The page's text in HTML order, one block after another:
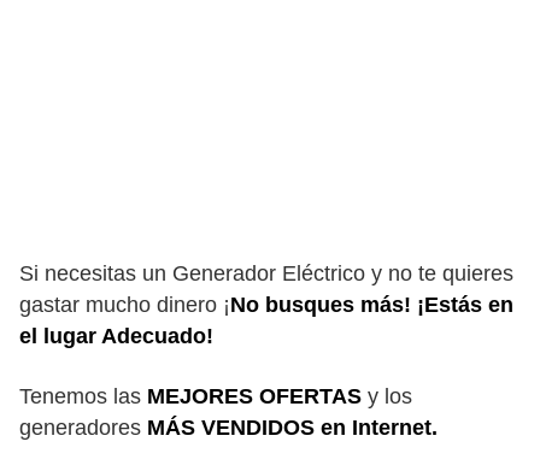
Si necesitas un Generador Eléctrico y no te quieres
gastar mucho dinero ¡No busques más! ¡Estás en
el lugar Adecuado!
Tenemos las MEJORES OFERTAS y los
generadores MÁS VENDIDOS en Internet.